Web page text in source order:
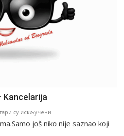
Kancelarija
су искључени
Beogradska
još niko nije saznao koji